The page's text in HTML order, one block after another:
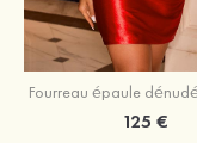
125 €